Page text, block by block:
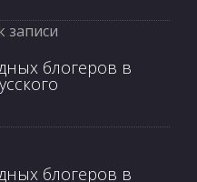
записи
блогеров в
блогеров в